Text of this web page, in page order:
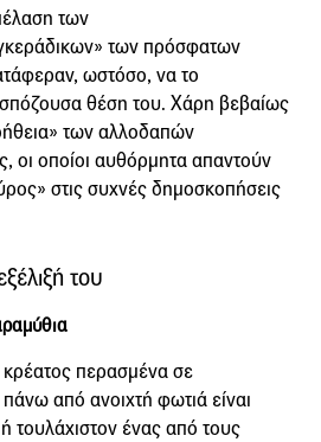
των
των πρόσφατων
ωστόσο, να το
θέση του. Χάρη βεβαίως
των αλλοδαπών
οι οποίοι αυθόρμητα απαντούν
στις συχνές δημοσκοπήσεις
του
περασμένα σε
από ανοιχτή φωτιά είναι
τουλάχιστον ένας από τους